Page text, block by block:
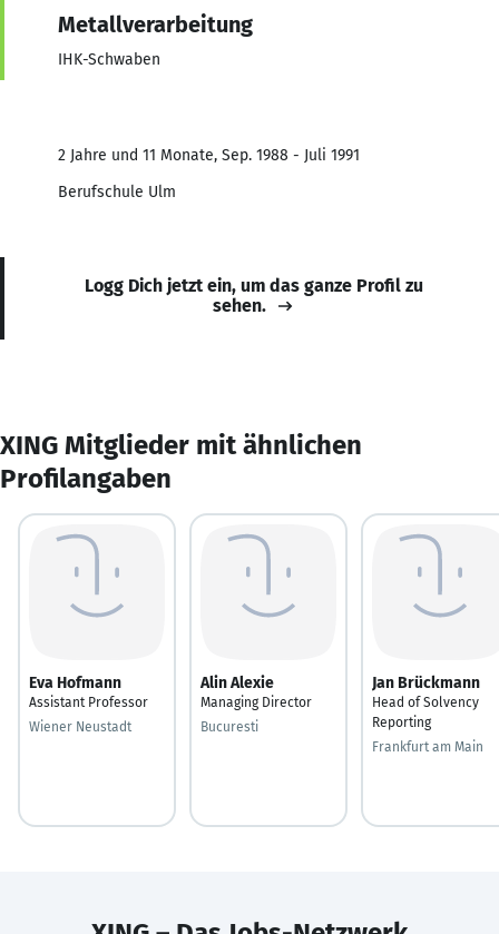
Metallverarbeitung
IHK-Schwaben
2 Jahre und 11 Monate, Sep. 1988 - Juli 1991
Berufschule Ulm
Logg Dich jetzt ein, um das ganze Profil zu
sehen.
XING Mitglieder mit ähnlichen
Profilangaben
Eva Hofmann
Assistant Professor
Wiener Neustadt
Alin Alexie
Managing Director
Bucuresti
Jan Brückmann
Head of Solvency
Reporting
Frankfurt am Main